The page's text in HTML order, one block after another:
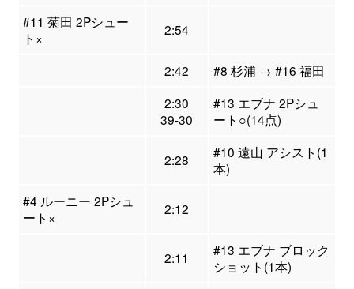
#11 菊田 2Pシュー
ト×
2:54
2:42
#8 杉浦 → #16 福田
2:30
39-30
#13 エブナ 2Pシュ
ート○(14点)
2:28
#10 遠山 アシスト(1
本)
#4 ルーニー 2Pシュ
ート×
2:12
2:11
#13 エブナ ブロック
ショット(1本)